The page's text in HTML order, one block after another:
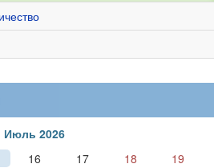
Июль 2026
16 17 18
19